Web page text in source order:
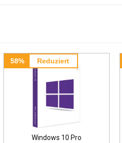
58% Reduziert
Windows 10 Pro